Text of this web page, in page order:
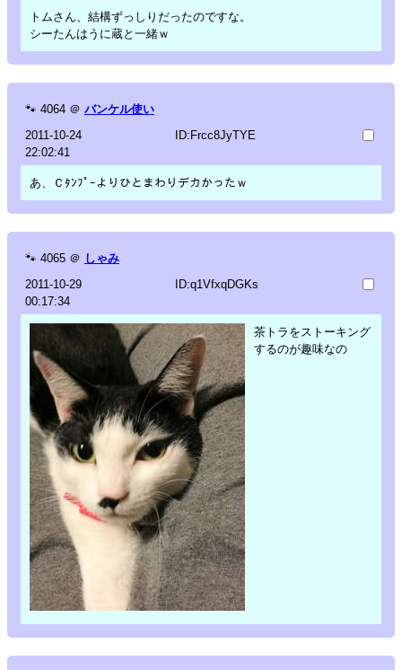
トムさん、結構ずっしりだったのですな。
シーたんはうに蔵と一緒ｗ
🐾 4064 ＠ バンケル使い
2011-10-24
22:02:41
ID:Frcc8JyTYE
あ、Ｃﾀﾝﾌﾟｰよりひとまわりデカかったｗ
🐾 4065 ＠ しゃみ
2011-10-29
00:17:34
ID:q1VfxqDGKs
茶トラをストーキング
するのが趣味なの